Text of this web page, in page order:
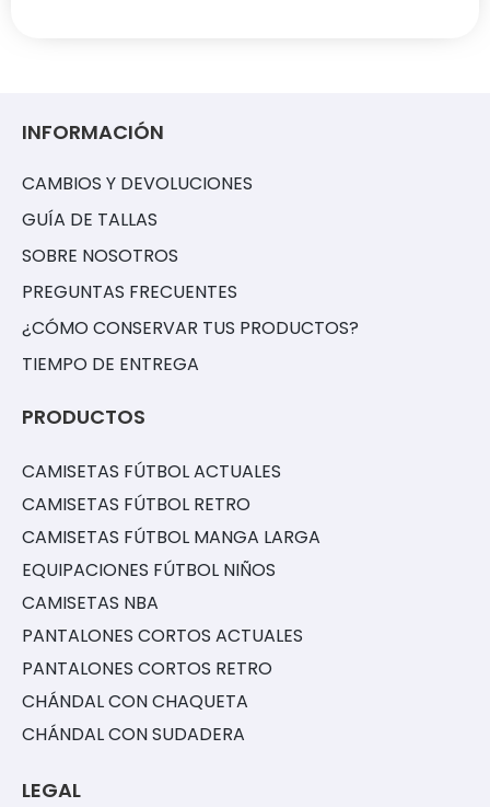
INFORMACIÓN
CAMBIOS Y DEVOLUCIONES
GUÍA DE TALLAS
SOBRE NOSOTROS
PREGUNTAS FRECUENTES
¿CÓMO CONSERVAR TUS PRODUCTOS?
TIEMPO DE ENTREGA
PRODUCTOS
CAMISETAS FÚTBOL ACTUALES
CAMISETAS FÚTBOL RETRO
CAMISETAS FÚTBOL MANGA LARGA
EQUIPACIONES FÚTBOL NIÑOS
CAMISETAS NBA
PANTALONES CORTOS ACTUALES
PANTALONES CORTOS RETRO
CHÁNDAL CON CHAQUETA
CHÁNDAL CON SUDADERA
LEGAL